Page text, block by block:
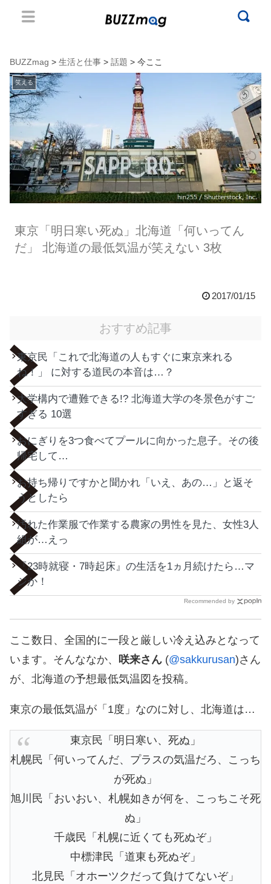
BUZZmag > 生活と仕事 > 話題 > 今ここ
笑える
東京「明日寒い死ぬ」北海道「何いってん
だ」 北海道の最低気温が笑えない 3枚
2017/01/15
おすすめ記事
東京民「これで北海道の人もすぐに東京来れる
ね！」 に対する道民の本音は…？
大学構内で遭難できる!? 北海道大学の冬景色がすご
すぎる 10選
おにぎりを3つ食べてプールに向かった息子。その後
帰宅して…
お持ち帰りですかと聞かれ「いえ、あの…」と返そ
うとしたら
汚れた作業服で作業する農家の男性を見た、女性3人
組が…えっ
『23時就寝・7時起床』の生活を1ヵ月続けたら…マ
ジか！
Recommended by
ここ数日、全国的に一段と厳しい冷え込みとなって
います。そんななか、
咲来さん (@sakkurusan)さん
が、北海道の予想最低気温図を投稿。
東京の最低気温が「1度」なのに対し、北海道は…
東京民「明日寒い、死ぬ」
札幌民「何いってんだ、プラスの気温だろ、こっち
が死ぬ」
旭川民「おいおい、札幌如きが何を、こっちこそ死
ぬ」
千歳民「札幌に近くても死ぬぞ」
中標津民「道東も死ぬぞ」
北見民「オホーツクだって負けてないぞ」